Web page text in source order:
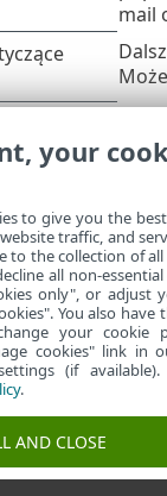
mail
ESET
prawa
your
to give you the
traffic, and
to the collection of
all non-
only", or adjust
You also have
your cookie
cookies" link in
(if
.
AND CLOSE